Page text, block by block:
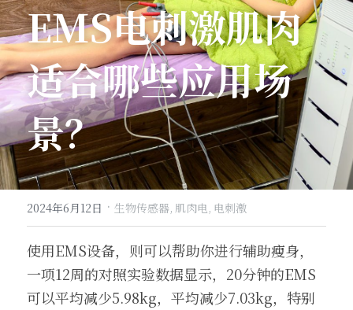
关于我们
搜索
EMS电刺激肌肉
适合哪些应用场
景？
2024年6月12日 · 生物传感器, 肌肉电, 电刺激
使用EMS设备，则可以帮助你进行辅助瘦身，
一项12周的对照实验数据显示，20分钟的EMS
可以平均减少5.98kg，平均减少7.03kg，特别